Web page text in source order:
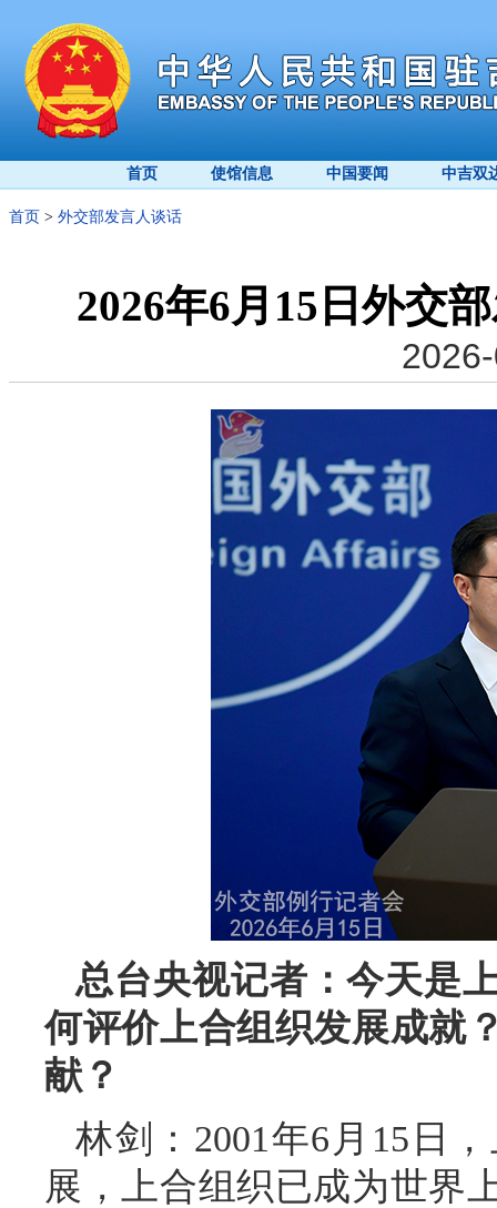
首页 使馆信息 中国要闻 中吉双
首页 > 外交部发言人谈话
2026年6月15日外交
总台央视记者：今天是
何评价上合组织发展成就
献？
林剑：2001年6月15日
展，上合组织已成为世界